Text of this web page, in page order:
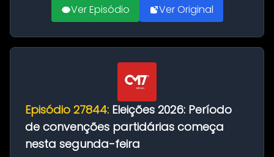
Ver Episódio Ver Original
Episódio 27844: Eleições 2026: Período
de convenções partidárias começa
nesta segunda-feira